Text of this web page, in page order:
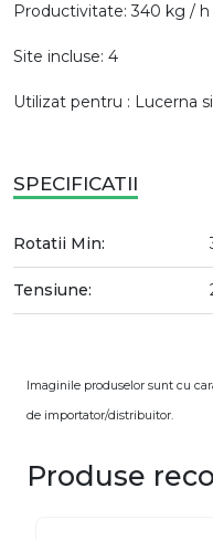
Productivitate: 340 kg / h
Site incluse: 4
Utilizat pentru : Lucerna
SPECIFICATII
Rotatii Min:
Tensiune:
Imaginile produselor sunt cu
de importator/distribuitor.
Produse